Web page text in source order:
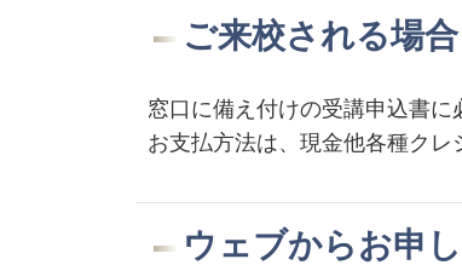
ご来校される場合
窓口に備え付けの受講申込書に
お支払方法は、現金他各種クレ
ウェブからお申